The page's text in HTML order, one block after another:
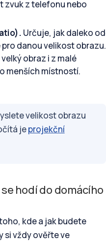
zvuk z telefonu nebo
Určuje, jak daleko od
danou velikost obrazu.
obraz i z malé
menších místností.
velikost obrazu
jeprojekční
hodí do domácího
kde a jak budete
si vždy ověřte ve